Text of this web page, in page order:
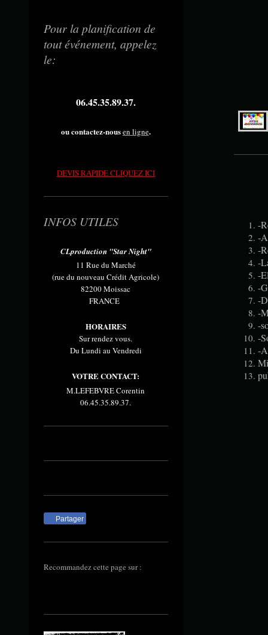
-
-
-
-
-
-
-
-
-
-
-
Pour la planification de
tout événement, appelez
le:
06.45.35.89.37.
ou contactez-nousen ligne.
DEVIS RAPIDE CLIQUEZ ICI
INFOS UTILES
CLproduction "Star Night"
11 Rue du Marché
(rue du nouveau Crédit Agricole)
82200 Moissac
FRANCE
HORAIRES
Sur rendez vous.
Du Lundi au Vendredi
VOTRE CONTACT:
M.LEFEBVRE Corentin
06.45.35.89.37.
Partager
Recommandez cette page sur :